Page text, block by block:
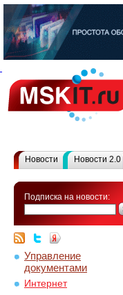
Новости Новости 2.0
Подписка на новости:
Управление
документами
Интернет